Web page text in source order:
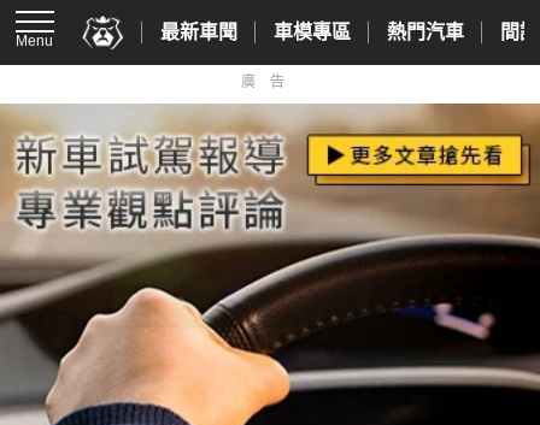
Menu 最新車聞 車模專區 熱門汽車 間
廣告